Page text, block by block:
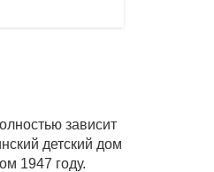
зависит
детский дом
1947 году.